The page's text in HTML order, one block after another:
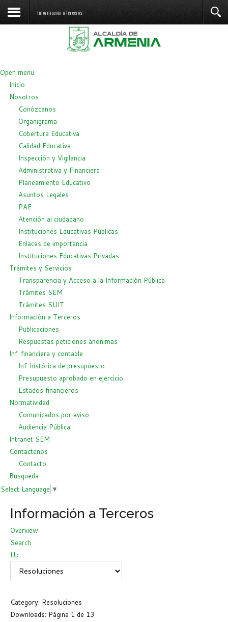
Información a Terceros
Open menu
Inicio
Nosotros
Conózcanos
Organigrama
Cobertura Educativa
Calidad Educativa
Inspección y Vigilancia
Administrativa y Financiera
Planeamiento Educativo
Asuntos Legales
PAE
Atención al ciudadano
Instituciones Educativas Públicas
Enlaces de importancia
Instituciones Educativas Privadas
Trámites y Servicios
Transparencia y Acceso a la Información Pública
Trámites SEM
Trámites SUIT
Información a Terceros
Publicaciones
Respuestas peticiones anonimas
Inf. financiera y contable
Inf. histórica de presupuesto
Presupuesto aprobado en ejercicio
Estados financieros
Normatividad
Comunicados por aviso
Audiencia Pública
Intranet SEM
Contactenos
Contacto
Busqueda
Select Language ▼
Información a Terceros
Overview
Search
Up
Category: Resoluciones
Downloads: Página 1 de 13